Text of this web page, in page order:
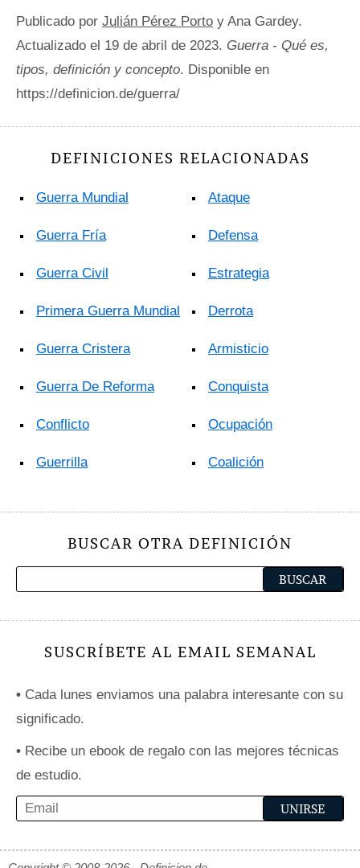
Publicado por Julián Pérez Porto y Ana Gardey.
Actualizado el 19 de abril de 2023. Guerra - Qué es,
tipos, definición y concepto. Disponible en
https://definicion.de/guerra/
DEFINICIONES RELACIONADAS
Guerra Mundial
Guerra Fría
Guerra Civil
Primera Guerra Mundial
Guerra Cristera
Guerra De Reforma
Conflicto
Guerrilla
Ataque
Defensa
Estrategia
Derrota
Armisticio
Conquista
Ocupación
Coalición
BUSCAR OTRA DEFINICIÓN
SUSCRÍBETE AL EMAIL SEMANAL
• Cada lunes enviamos una palabra interesante con su
significado.
• Recibe un ebook de regalo con las mejores técnicas
de estudio.